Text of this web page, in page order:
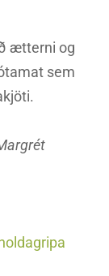
ætterni og
sem